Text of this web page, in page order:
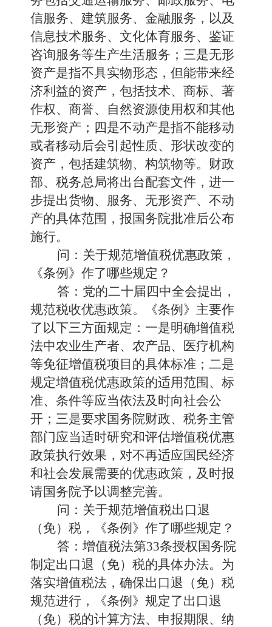
信服务、建筑服务、金融服务，以及
信息技术服务、文化体育服务、鉴证
咨询服务等生产生活服务；三是无形
资产是指不具实物形态，但能带来经
济利益的资产，包括技术、商标、著
作权、商誉、自然资源使用权和其他
无形资产；四是不动产是指不能移动
或者移动后会引起性质、形状改变的
资产，包括建筑物、构筑物等。财政
部、税务总局将出台配套文件，进一
步提出货物、服务、无形资产、不动
产的具体范围，报国务院批准后公布
施行。
问：关于规范增值税优惠政策，
《条例》作了哪些规定？
答：党的二十届四中全会提出，
规范税收优惠政策。《条例》主要作
了以下三方面规定：一是明确增值税
法中农业生产者、农产品、医疗机构
等免征增值税项目的具体标准；二是
规定增值税优惠政策的适用范围、标
准、条件等应当依法及时向社会公
开；三是要求国务院财政、税务主管
部门应当适时研究和评估增值税优惠
政策执行效果，对不再适应国民经济
和社会发展需要的优惠政策，及时报
请国务院予以调整完善。
问：关于规范增值税出口退
（免）税，《条例》作了哪些规定？
答：增值税法第33条授权国务院
制定出口退（免）税的具体办法。为
落实增值税法，确保出口退（免）税
规范进行，《条例》规定了出口退
（免）税的计算方法、申报期限、纳